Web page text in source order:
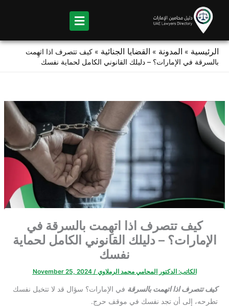
content
الرئيسية » المدونة » القضايا الجنائية » كيف تتصرف اذا اتهِمت
بالسرقة في الإمارات؟ – دليلك القانوني الكامل لحماية نفسك
كيف تتصرف اذا اتهِمت بالسرقة في
الإمارات؟ – دليلك القانوني الكامل لحماية
نفسك
الكاتب: الدكتور المحامي محمد الرملاوي/
November 25, 2024
كيف تتصرف اذا اتهمت بالسرقة في الإمارات؟ سؤال قد لا تتخيل نفسك
تطرحه، إلى أن تجد نفسك في موقف حرج.